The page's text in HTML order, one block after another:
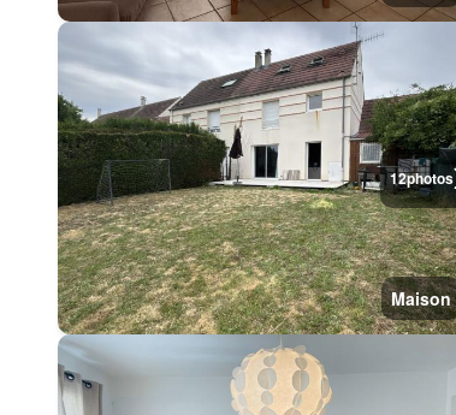
12photos
Maison